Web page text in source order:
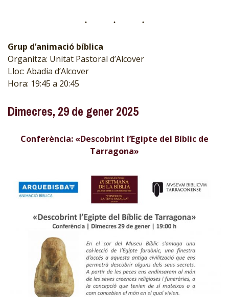
Grup d’animació bíblica
Organitza: Unitat Pastoral d’Alcover
Lloc: Abadia d’Alcover
Hora: 19:45 a 20:45
Dimecres, 29 de gener 2025
Conferència: «Descobrint l’Egipte del Bíblic de
Tarragona»